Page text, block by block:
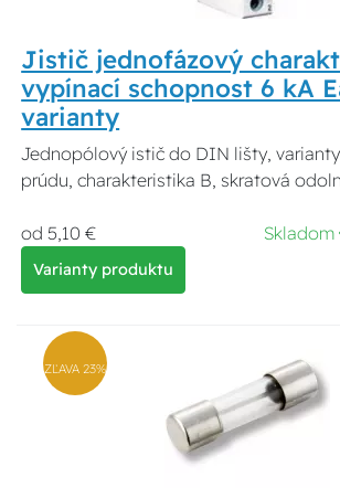
Jistič jednofázový
vypínací schopnost 6 kA
varianty
Jednopólový istič do DIN lišty,
prúdu, charakteristika B, skratová
od 5,10 € Skladom
Varianty produktu
ZĽAVA 23%